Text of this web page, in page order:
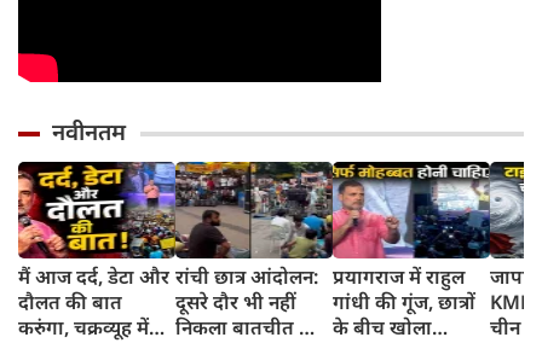
नवीनतम
मैं आज दर्द, डेटा और
दौलत की बात
करुंगा, चक्रव्यूह में
रांची छात्र आंदोलन:
दूसरे दौर भी नहीं
निकला बातचीत का
प्रयागराज में राहुल
गांधी की गूंज, छात्रों
के बीच खोला
चीन